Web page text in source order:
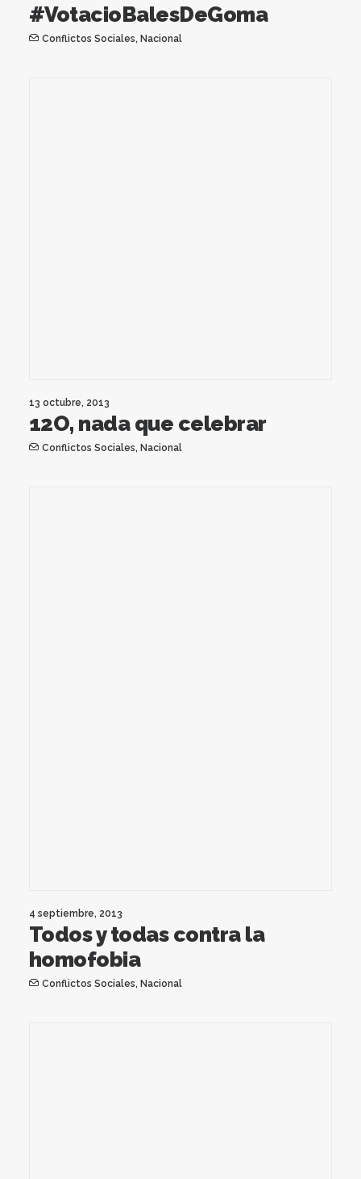
#VotacioBalesDeGoma
Conflictos Sociales, Nacional
13 octubre, 2013
12O, nada que celebrar
Conflictos Sociales, Nacional
4 septiembre, 2013
Todos y todas contra la
homofobia
Conflictos Sociales, Nacional